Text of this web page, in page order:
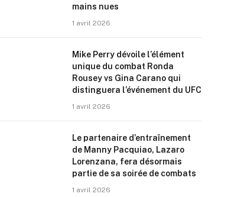
mains nues
1 avril 2026
Mike Perry dévoile l’élément
unique du combat Ronda
Rousey vs Gina Carano qui
distinguera l’événement du UFC
1 avril 2026
Le partenaire d’entraînement
de Manny Pacquiao, Lazaro
Lorenzana, fera désormais
partie de sa soirée de combats
1 avril 2026